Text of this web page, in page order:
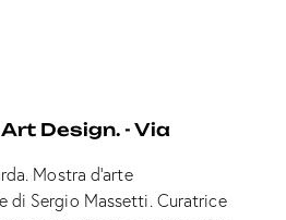
Design. - Via
Mostra d’arte
di Sergio Massetti. Curatrice